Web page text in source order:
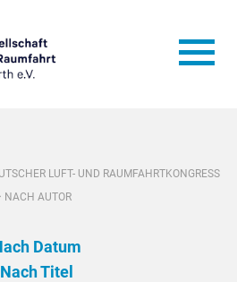
LUFT- UND RAUMFAHRTKONGRESS
NACH AUTOR
Datum
Nach Titel